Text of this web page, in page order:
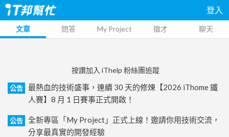
登入
文章 問答 My Project 徵才 聊天
按讚加入 iThelp 粉絲團追蹤
公告
最熱血的技術盛事，連續 30 天的修煉【2026 iThome 鐵
人賽】8 月 1 日賽事正式開啟！
公告
全新專區「My Project」正式上線！邀請你用技術交流，
分享最真實的開發經驗